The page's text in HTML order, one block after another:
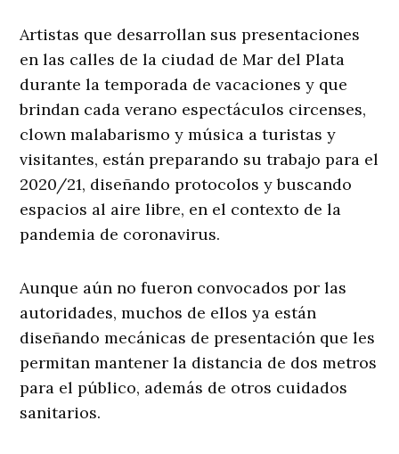
Artistas que desarrollan sus presentaciones
en las calles de la ciudad de Mar del Plata
durante la temporada de vacaciones y que
brindan cada verano espectáculos circenses,
clown malabarismo y música a turistas y
visitantes, están preparando su trabajo para el
2020/21, diseñando protocolos y buscando
espacios al aire libre, en el contexto de la
pandemia de coronavirus.
Aunque aún no fueron convocados por las
autoridades, muchos de ellos ya están
diseñando mecánicas de presentación que les
permitan mantener la distancia de dos metros
para el público, además de otros cuidados
sanitarios.